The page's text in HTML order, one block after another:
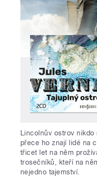
Lincolnův ostrov nikdo
přece ho znají lidé na
třicet let na něm
trosečníků, kteří na
nejedno tajemství.